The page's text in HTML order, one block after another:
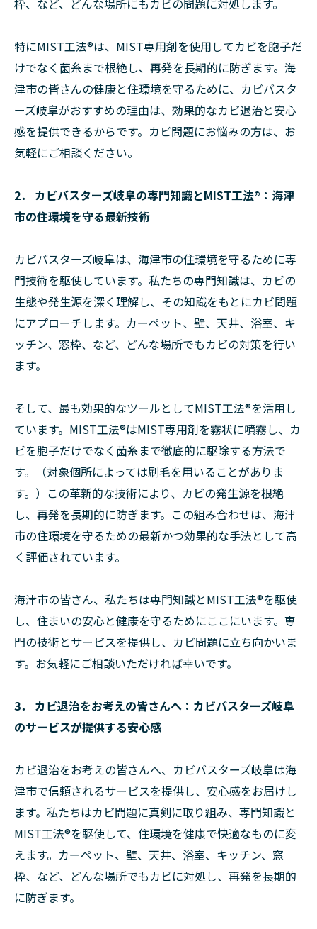
枠、など、どんな場所にもカビの問題に対処します。
特にMIST工法®は、MIST専用剤を使用してカビを胞子だ
けでなく菌糸まで根絶し、再発を長期的に防ぎます。海
津市の皆さんの健康と住環境を守るために、カビバスタ
ーズ岐阜がおすすめの理由は、効果的なカビ退治と安心
感を提供できるからです。カビ問題にお悩みの方は、お
気軽にご相談ください。
2． カビバスターズ岐阜の専門知識とMIST工法®：海津
市の住環境を守る最新技術
カビバスターズ岐阜は、海津市の住環境を守るために専
門技術を駆使しています。私たちの専門知識は、カビの
生態や発生源を深く理解し、その知識をもとにカビ問題
にアプローチします。カーペット、壁、天井、浴室、キ
ッチン、窓枠、など、どんな場所でもカビの対策を行い
ます。
そして、最も効果的なツールとしてMIST工法®を活用し
ています。MIST工法®はMIST専用剤を霧状に噴霧し、カ
ビを胞子だけでなく菌糸まで徹底的に駆除する方法で
す。（対象個所によっては刷毛を用いることがありま
す。）この革新的な技術により、カビの発生源を根絶
し、再発を長期的に防ぎます。この組み合わせは、海津
市の住環境を守るための最新かつ効果的な手法として高
く評価されています。
海津市の皆さん、私たちは専門知識とMIST工法®を駆使
し、住まいの安心と健康を守るためにここにいます。専
門の技術とサービスを提供し、カビ問題に立ち向かいま
す。お気軽にご相談いただければ幸いです。
3． カビ退治をお考えの皆さんへ：カビバスターズ岐阜
のサービスが提供する安心感
カビ退治をお考えの皆さんへ、カビバスターズ岐阜は海
津市で信頼されるサービスを提供し、安心感をお届けし
ます。私たちはカビ問題に真剣に取り組み、専門知識と
MIST工法®を駆使して、住環境を健康で快適なものに変
えます。カーペット、壁、天井、浴室、キッチン、窓
枠、など、どんな場所でもカビに対処し、再発を長期的
に防ぎます。